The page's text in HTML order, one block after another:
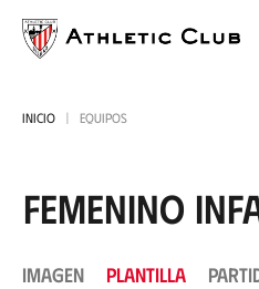
contenido
INICIO EQUIPOS
Femenino
IMAGEN PLANTILLA